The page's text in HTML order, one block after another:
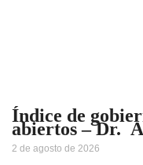
Índice de
abiertos – Dr.
2 de agosto de 2026